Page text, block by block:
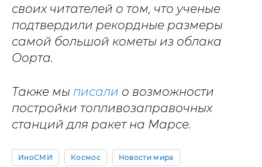
своих читателей о том, что ученые
подтвердили рекордные размеры
самой большой кометы из облака
Оорта.
Также мы писали о возможности
постройки топливозаправочных
станций для ракет на Марсе.
ИноСМИ Космос Новости мира